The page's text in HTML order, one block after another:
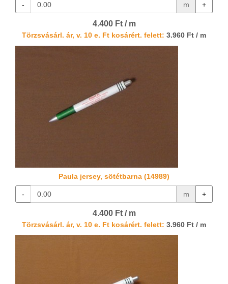
- m +
4.400 Ft / m
Törzsvásárl. ár, v. 10 e. Ft kosárért. felett: 3.960 Ft / m
Paula jersey, sötétbarna (14989)
- m +
4.400 Ft / m
Törzsvásárl. ár, v. 10 e. Ft kosárért. felett: 3.960 Ft / m